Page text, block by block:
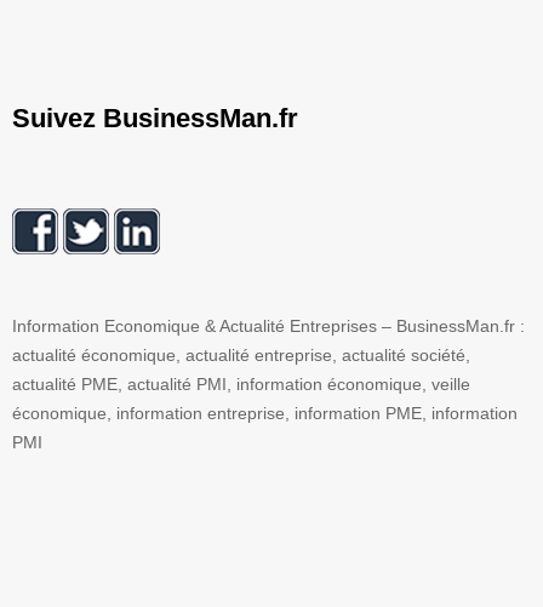
Suivez BusinessMan.fr
Information Economique & Actualité Entreprises – BusinessMan.fr :
actualité économique, actualité entreprise, actualité société,
actualité PME, actualité PMI, information économique, veille
économique, information entreprise, information PME, information
PMI